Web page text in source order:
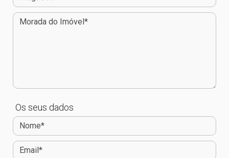
Os seus dados